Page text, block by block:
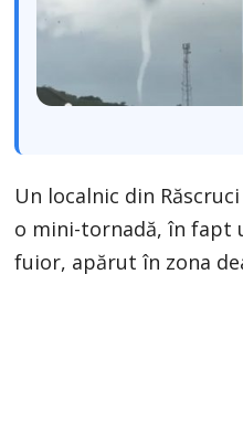
Un localnic din
o mini-tornadă, în fapt
fuior, apărut în zona